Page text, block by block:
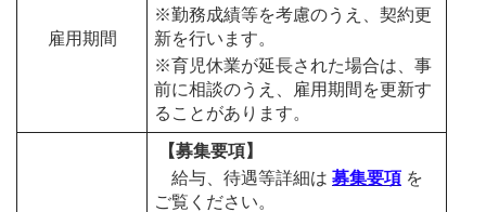
雇用期間
※勤務成績等を考慮のうえ、契約更
新を行います。
※育児休業が延長された場合は、事
前に相談のうえ、雇用期間を更新す
ることがあります。
【募集要項】
給与、待遇等詳細は 募集要項 を
ご覧ください。